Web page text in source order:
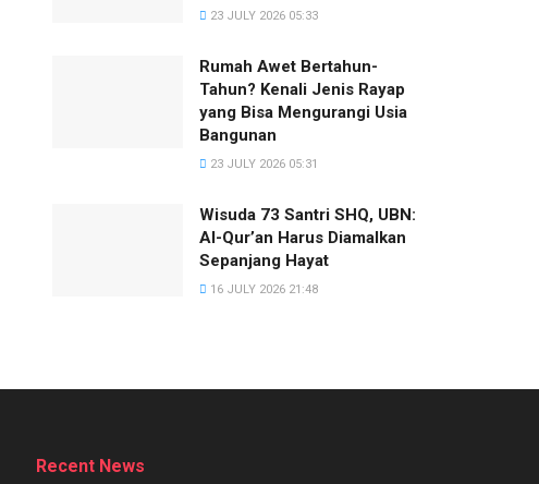
23 JULY 2026 05:33
Rumah Awet Bertahun-
Tahun? Kenali Jenis Rayap
yang Bisa Mengurangi Usia
Bangunan
23 JULY 2026 05:31
Wisuda 73 Santri SHQ, UBN:
Al-Qur’an Harus Diamalkan
Sepanjang Hayat
16 JULY 2026 21:48
Recent News